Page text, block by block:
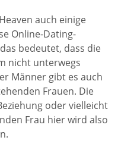
auch einige
Online-Dating-
bedeutet, dass die
nicht unterwegs
Männer gibt es auch
Frauen. Die
oder vielleicht
Frau hier wird also